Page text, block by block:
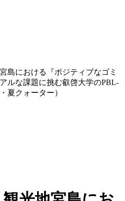
島における『ポジティブなゴミ
ルな課題に挑む叡啓大学のPBL-
夏クォーター）